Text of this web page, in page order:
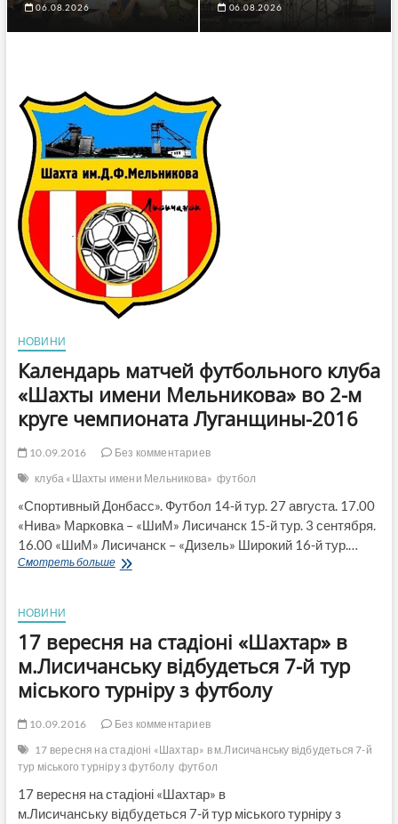
06.08.2026 06.08.2026
НОВИНИ
Календарь матчей футбольного клуба
«Шахты имени Мельникова» во 2-м
круге чемпионата Луганщины-2016
10.09.2016
Без комментариев
клуба «Шахты имени Мельникова» футбол
«Спортивный Донбасс». Футбол 14-й тур. 27 августа. 17.00
«Нива» Марковка – «ШиМ» Лисичанск 15-й тур. 3 сентября.
16.00 «ШиМ» Лисичанск – «Дизель» Широкий 16-й тур.…
Смотреть большеКалендарь
имени
Мельникова»
во
2-
м
круге
Луганщины-2016
НОВИНИ
17 вересня на стадіоні «Шахтар» в
м.Лисичанську відбудеться 7-й тур
міського турніру з футболу
10.09.2016
Без комментариев
17 вересня на стадіоні «Шахтар» в м.Лисичанську відбудеться 7-й
тур міського турніру з футболу футбол
17 вересня на стадіоні «Шахтар» в
м.Лисичанську відбудеться 7-й тур міського турніру з